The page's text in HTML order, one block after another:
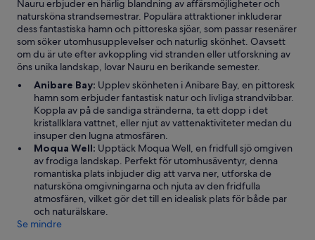
Nauru erbjuder en härlig blandning av affärsmöjligheter och
natursköna strandsemestrar. Populära attraktioner inkluderar
dess fantastiska hamn och pittoreska sjöar, som passar resenärer
som söker utomhusupplevelser och naturlig skönhet. Oavsett
om du är ute efter avkoppling vid stranden eller utforskning av
öns unika landskap, lovar Nauru en berikande semester.
Anibare Bay: Upplev skönheten i Anibare Bay, en pittoresk
hamn som erbjuder fantastisk natur och livliga strandvibbar.
Koppla av på de sandiga stränderna, ta ett dopp i det
kristallklara vattnet, eller njut av vattenaktiviteter medan du
insuper den lugna atmosfären.
Moqua Well: Upptäck Moqua Well, en fridfull sjö omgiven
av frodiga landskap. Perfekt för utomhusäventyr, denna
romantiska plats inbjuder dig att varva ner, utforska de
natursköna omgivningarna och njuta av den fridfulla
atmosfären, vilket gör det till en idealisk plats för både par
och naturälskare.
Se mindre